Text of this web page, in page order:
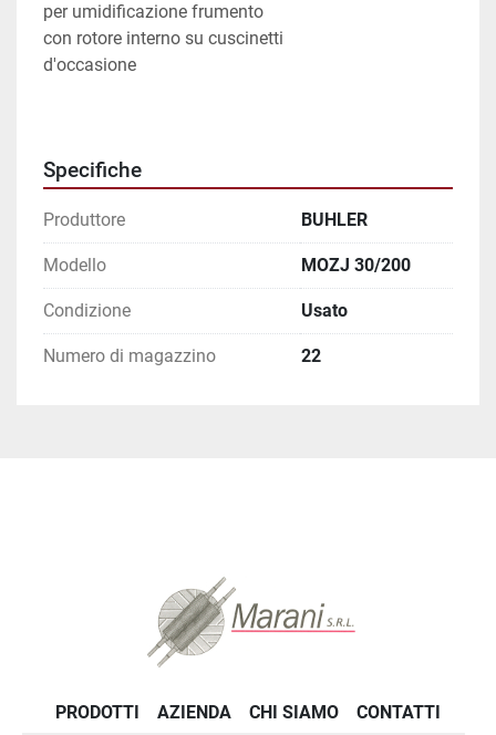
per umidificazione frumento
con rotore interno su cuscinetti
d'occasione
Specifiche
Produttore BUHLER
Modello MOZJ 30/200
Condizione Usato
Numero di magazzino 22
PRODOTTI AZIENDA CHI SIAMO CONTATTI